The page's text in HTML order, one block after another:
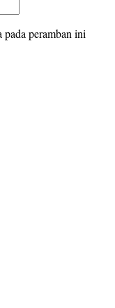
pada peramban ini